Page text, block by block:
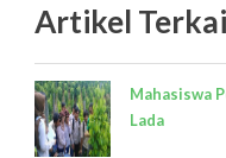
Artikel
Mahasiswa
Lada